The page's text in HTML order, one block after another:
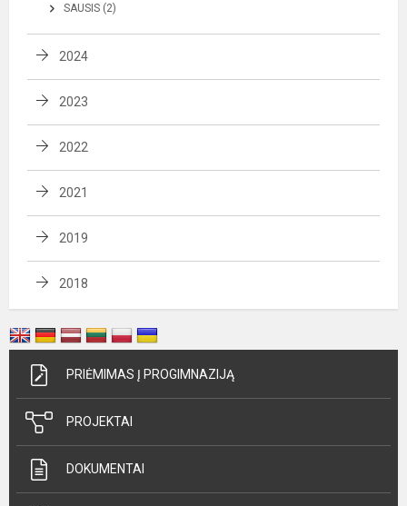
SAUSIS (2)
2024
2023
2022
2021
2019
2018
PRIĖMIMAS Į PROGIMNAZIJĄ
PROJEKTAI
DOKUMENTAI